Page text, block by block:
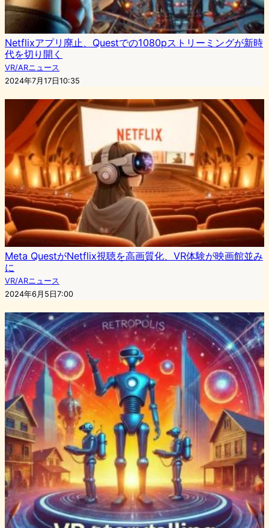
Netflixアプリ廃止、Questでの1080pストリーミングが新時
代を切り開く
VR/ARニュース
2024年7月17日10:35
Meta QuestがNetflix視聴を高画質化、VR体験が映画館並み
に
VR/ARニュース
2024年6月5日7:00